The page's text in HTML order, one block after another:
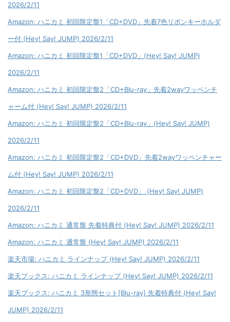
2026/2/11
Amazon: ハニカミ 初回限定盤1「CD+DVD」先着7色リボンキーホルダ
ー付 (Hey! Say! JUMP) 2026/2/11
Amazon: ハニカミ 初回限定盤1「CD+DVD」(Hey! Say! JUMP)
2026/2/11
Amazon: ハニカミ 初回限定盤2「CD+Blu-ray」先着2wayワッペンチ
ャーム付 (Hey! Say! JUMP) 2026/2/11
Amazon: ハニカミ 初回限定盤2「CD+Blu-ray」(Hey! Say! JUMP)
2026/2/11
Amazon: ハニカミ 初回限定盤2「CD+DVD」先着2wayワッペンチャー
ム付 (Hey! Say! JUMP) 2026/2/11
Amazon: ハニカミ 初回限定盤2「CD+DVD」 (Hey! Say! JUMP)
2026/2/11
Amazon: ハニカミ 通常盤 先着特典付 (Hey! Say! JUMP) 2026/2/11
Amazon: ハニカミ 通常盤 (Hey! Say! JUMP) 2026/2/11
楽天市場: ハニカミ ラインナップ (Hey! Say! JUMP) 2026/2/11
楽天ブックス: ハニカミ ラインナップ (Hey! Say! JUMP) 2026/2/11
楽天ブックス: ハニカミ 3形態セット[Blu-ray] 先着特典付 (Hey! Say!
JUMP) 2026/2/11